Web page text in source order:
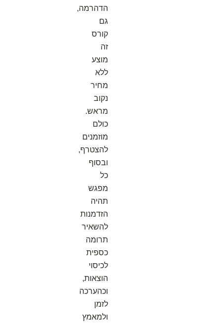
הדהרמה,
גם
קורס
זה
מוצע
ללא
מחיר
נקוב
מראש.
כולם
מוזמנים
להצטרף,
ובסוף
כל
מפגש
תהיה
הזדמנות
להשאיר
תרומה
כספית
לכיסוי
הוצאות,
וכהערכה
לזמן
ולמאמץ